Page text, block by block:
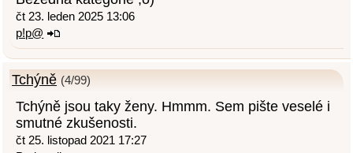
čt 23. leden 2025 13:06
p!p@
Tchýně (4/99)
Tchýně jsou taky ženy. Hmmm. Sem pište veselé i
smutné zkušenosti.
čt 25. listopad 2021 17:27